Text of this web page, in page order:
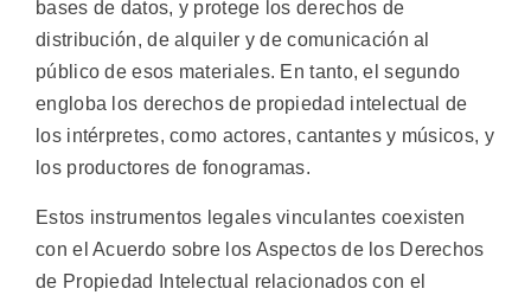
bases de datos, y protege los derechos de
distribución, de alquiler y de comunicación al
público de esos materiales. En tanto, el segundo
engloba los derechos de propiedad intelectual de
los intérpretes, como actores, cantantes y músicos, y
los productores de fonogramas.
Estos instrumentos legales vinculantes coexisten
con el Acuerdo sobre los Aspectos de los Derechos
de Propiedad Intelectual relacionados con el